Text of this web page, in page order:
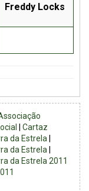
Freddy Locks
|Cartaz
da Estrela
da Estrela
da Estrela 2011